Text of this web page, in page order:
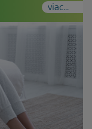
viac...